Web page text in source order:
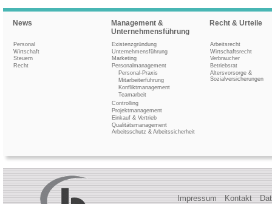
News
Personal
Wirtschaft
Steuern
Recht
Management &
Unternehmensführung
Existenzgründung
Unternehmensführung
Marketing
Personalmanagement
Personal-Praxis
Mitarbeiterführung
Konfliktmanagement
Teamarbeit
Controlling
Projektmanagement
Einkauf & Vertrieb
Qualitätsmanagement
Arbeitsschutz & Arbeitssicherheit
Recht & Urteile
Arbeitsrecht
Wirtschaftsrecht
Verbraucher
Betriebsrat
Altersvorsorge &
Sozialversicherungen
Impressum Kontakt